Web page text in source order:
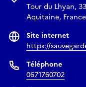
Tour du Lhyan,
Aquitaine, France
Site internet
https://
Téléphone
0671760702